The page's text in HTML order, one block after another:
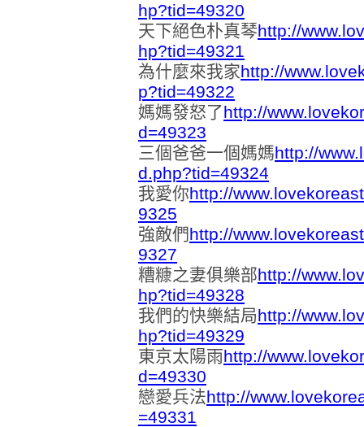
hp?tid=49320
天下絕色朴真琴http://
hp?tid=49321
為什麼來我家http://
p?tid=49322
媽媽發怒了http://
d=49323
三個爸爸一個媽媽http://
d.php?tid=49324
我愛你http://
9325
強敵們http://
9327
糟糠之妻俱樂部http://
hp?tid=49328
我們的快樂結局http://
hp?tid=49329
東京太陽雨http://
d=49330
戀愛兵法http://
=49331